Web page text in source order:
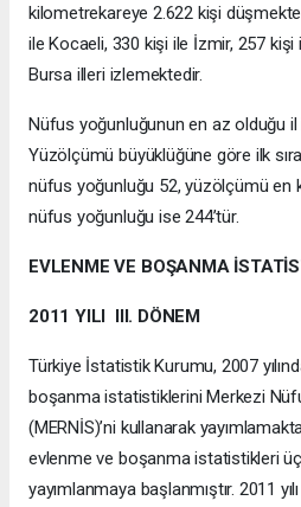
kilometrekareye 2.622 kişi
ile Kocaeli, 330 kişi ile İzmir, 257
Bursa illeri izlemektedir.
Nüfus yoğunluğunun en az olduğu il
Yüzölçümü büyüklüğüne göre ilk
nüfus yoğunluğu 52, yüzölçümü en
nüfus yoğunluğu ise 244’tür.
EVLENME VE BOŞANMA
2011 YILI III. DÖNEM
Türkiye İstatistik Kurumu, 2007
boşanma istatistiklerini Merkezi
(MERNİS)’ni kullanarak
evlenme ve boşanma istatistikleri
yayımlanmaya başlanmıştır. 2011